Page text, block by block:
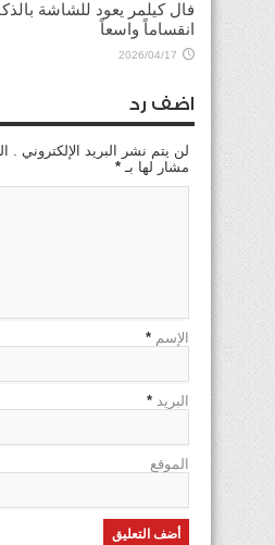
فال كيلمر يعود للشاشة
انقساماً واسعاً
2026/04/17
اضف رد
لن يتم نشر البريد الإلكتروني .
مشار لها بـ *
الإسم *
البريد *
الموقع